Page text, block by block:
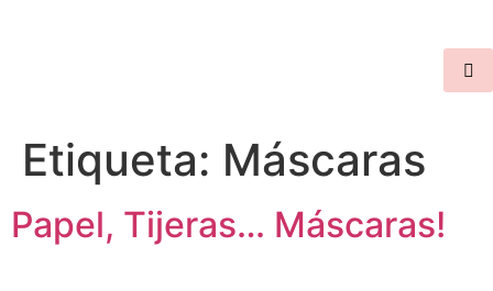
Etiqueta: Máscaras
Papel, Tijeras… Máscaras!